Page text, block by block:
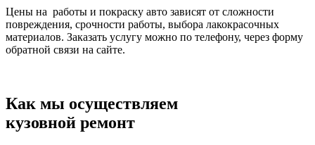
Цены на работы и покраску авто зависят от сложности
повреждения, срочности работы, выбора лакокрасочных
материалов. Заказать услугу можно по телефону, через форму
обратной связи на сайте.
Как мы осуществляем
кузовной ремонт